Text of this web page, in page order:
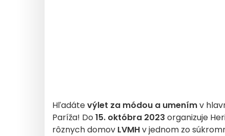
Hľadátevýlet za módou a umenímv
Paríža! Do 15. októbra 2023 organizuje
rôznych domov LVMHv jednom zo